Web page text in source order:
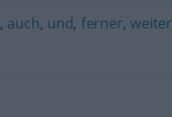
, auch, und, ferner,weiter